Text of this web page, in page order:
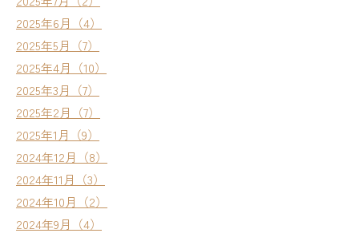
2025年6月（4）
2025年5月（7）
2025年4月（10）
2025年3月（7）
2025年2月（7）
2025年1月（9）
2024年12月（8）
2024年11月（3）
2024年10月（2）
2024年9月（4）